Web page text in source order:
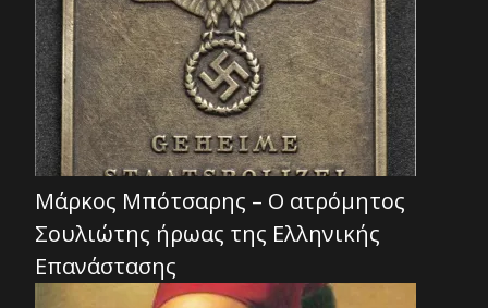
Μάρκος Μπότσαρης – Ο ατρόμητος
Σουλιώτης ήρωας της Ελληνικής
Επανάστασης